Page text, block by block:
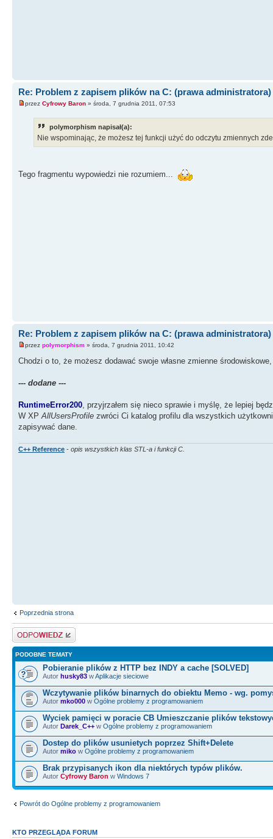
PROCESSOR_IDENTIFIER
ID number of current machine.
PROCESSOR_LEVEL
More detailed description of the CPU architecture.
Path of the temporary files folder.
Directory to store temporary files to.
USERDOMAIN
USERNAME
Name of the current user.
USERPROFILE
Re: Problem z zapisem plików na C: (prawa administratora)
przez Cyfrowy Baron » środa, 7 grudnia 2011, 07:53
polymorphism napisał(a):
Nie wspominając, że możesz tej funkcji użyć do odczytu zmiennych
Tego fragmentu wypowiedzi nie rozumiem...
Re: Problem z zapisem plików na C: (prawa administratora)
przez polymorphism » środa, 7 grudnia 2011, 10:42
Chodzi o to, że możesz dodawać swoje własne zmienne
--- dodane ---
RuntimeError200, przyjrzałem się nieco sprawie i myślę, że lepiej
W XPAllUsersProfile zwróci Ci katalog profilu dla wszystkich
zapisywać dane.
C++ Reference - opis wszystkich klas STL-a i funkcji C.
Poprzednia strona
Odpowiedz
PODOBNE TEMATY
Pobieranie plików z HTTP bez INDY a cache [SOLVED]
Autor husky83 wAplikacje sieciowe
Wczytywanie plików binarnych do obiektu Memo - wg.
Autor mko000 w Ogólne problemy z programowaniem
Wyciek pamięci w poracie CB Umieszczanie plików
Autor Darek_C++ w Ogólne problemy z programowaniem
Dostep do plików usunietych poprzez Shift+Delete
Autor miko w Ogólne problemy z programowaniem
Brak przypisanych ikon dla niektórych typów plików.
Autor Cyfrowy Baron w Windows 7
Powrót do Ogólne problemy z programowaniem
KTO PRZEGLĄDA FORUM